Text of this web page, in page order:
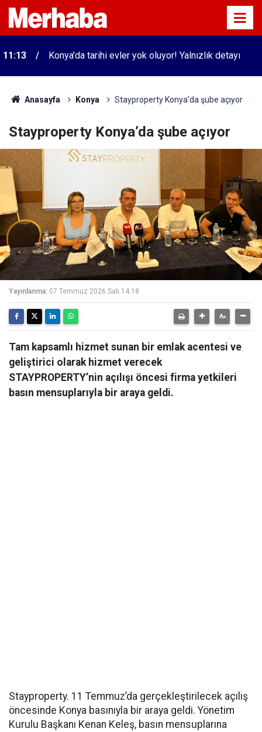
11:13 Konya'da tarihi evler yok oluyor! Yalnızlık detayı
Anasayfa Konya Stayproperty Konya’da şube açıyor
Stayproperty Konya’da şube açıyor
Yayınlanma: 07 Temmuz 2026 Salı 14:18
Tam kapsamlı hizmet sunan bir emlak acentesi ve
geliştirici olarak hizmet verecek
STAYPROPERTY’nin açılışı öncesi firma yetkileri
basın mensuplarıyla bir araya geldi.
Stayproperty. 11 Temmuz’da gerçekleştirilecek açılış
öncesinde Konya basınıyla bir araya geldi. Yönetim
Kurulu Başkanı Kenan Keleş, basın mensuplarına